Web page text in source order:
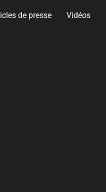
de presse Vidéos